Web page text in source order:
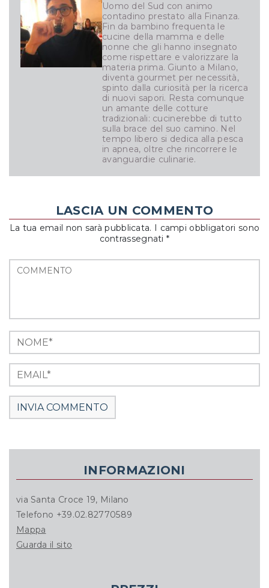
Uomo del Sud con animo
contadino prestato alla Finanza.
Fin da bambino frequenta le
cucine della mamma e delle
nonne che gli hanno insegnato
come rispettare e valorizzare la
materia prima. Giunto a Milano,
diventa gourmet per necessità,
spinto dalla curiosità per la ricerca
di nuovi sapori. Resta comunque
un amante delle cotture
tradizionali: cucinerebbe di tutto
sulla brace del suo camino. Nel
tempo libero si dedica alla pesca
in apnea, oltre che rincorrere le
avanguardie culinarie.
LASCIA UN COMMENTO
La tua email non sarà pubblicata. I campi obbligatori sono
contrassegnati *
INFORMAZIONI
via Santa Croce 19, Milano
Telefono +39.02.82770589
Mappa
Guarda il sito